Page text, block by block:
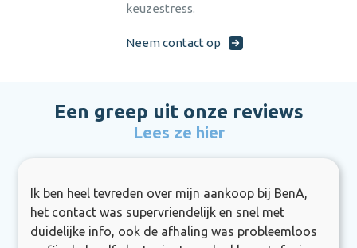
keuzestress.
Neem contact op
Een greep uit onze reviews
Lees ze hier
Ik ben heel tevreden over mijn aankoop bij BenA,
het contact was supervriendelijk en snel met
duidelijke info, ook de afhaling was probleemloos